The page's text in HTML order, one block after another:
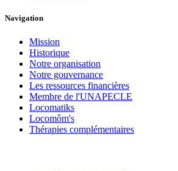
Navigation
Mission
Historique
Notre organisation
Notre gouvernance
Les ressources financières
Membre de l'UNAPECLE
Locomatiks
Locomôm's
Thérapies complémentaires